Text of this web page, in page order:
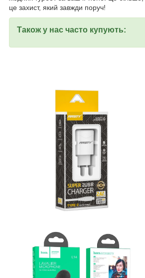
це захист, який завжди поруч!
Також у нас часто купують: